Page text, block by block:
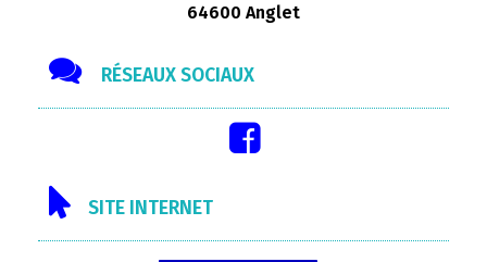
64600 Anglet
RÉSEAUX SOCIAUX
SITE INTERNET